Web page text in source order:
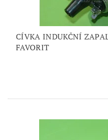
CÍVKA INDUKČNÍ
FAVORIT